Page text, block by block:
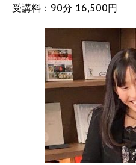
受講料：90分 16,500円